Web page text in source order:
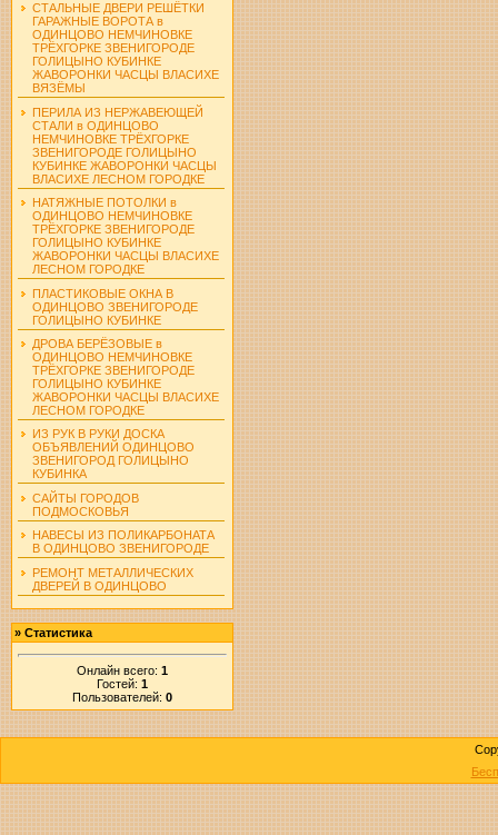
СТАЛЬНЫЕ ДВЕРИ РЕШЁТКИ
ГАРАЖНЫЕ ВОРОТА в
ОДИНЦОВО НЕМЧИНОВКЕ
ТРЁХГОРКЕ ЗВЕНИГОРОДЕ
ГОЛИЦЫНО КУБИНКЕ
ЖАВОРОНКИ ЧАСЦЫ ВЛАСИХЕ
ВЯЗЁМЫ
ПЕРИЛА ИЗ НЕРЖАВЕЮЩЕЙ
СТАЛИ в ОДИНЦОВО
НЕМЧИНОВКЕ ТРЁХГОРКЕ
ЗВЕНИГОРОДЕ ГОЛИЦЫНО
КУБИНКЕ ЖАВОРОНКИ ЧАСЦЫ
ВЛАСИХЕ ЛЕСНОМ ГОРОДКЕ
НАТЯЖНЫЕ ПОТОЛКИ в
ОДИНЦОВО НЕМЧИНОВКЕ
ТРЁХГОРКЕ ЗВЕНИГОРОДЕ
ГОЛИЦЫНО КУБИНКЕ
ЖАВОРОНКИ ЧАСЦЫ ВЛАСИХЕ
ЛЕСНОМ ГОРОДКЕ
ПЛАСТИКОВЫЕ ОКНА В
ОДИНЦОВО ЗВЕНИГОРОДЕ
ГОЛИЦЫНО КУБИНКЕ
ДРОВА БЕРЁЗОВЫЕ в
ОДИНЦОВО НЕМЧИНОВКЕ
ТРЁХГОРКЕ ЗВЕНИГОРОДЕ
ГОЛИЦЫНО КУБИНКЕ
ЖАВОРОНКИ ЧАСЦЫ ВЛАСИХЕ
ЛЕСНОМ ГОРОДКЕ
ИЗ РУК В РУКИ ДОСКА
ОБЪЯВЛЕНИЙ ОДИНЦОВО
ЗВЕНИГОРОД ГОЛИЦЫНО
КУБИНКА
САЙТЫ ГОРОДОВ
ПОДМОСКОВЬЯ
НАВЕСЫ ИЗ ПОЛИКАРБОНАТА
В ОДИНЦОВО ЗВЕНИГОРОДЕ
РЕМОНТ МЕТАЛЛИЧЕСКИХ
ДВЕРЕЙ В ОДИНЦОВО
» Статистика
Онлайн всего: 1
Гостей: 1
Пользователей: 0